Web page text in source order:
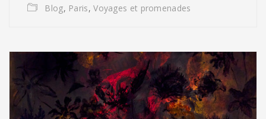
Blog, Paris,Voyages et promenades